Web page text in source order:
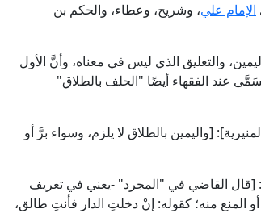
الإمام علي، وشريح، وعطاء، والحكم بن
والتعليق الذي ليس في معناه، وأنَّ الأول
عند الفقهاء أيضًا "الحلف بالطلاق"
محمد بن حزم الظاهري في "المحلى" (10/ 211، ط. المنيرية]: [واليمين بالطلاق لا يلزم، وسواء برَّ أو
في "المغني" (37/ 33، ط. دار الفكر): [قال القاضي في "المجرد" -يعني في تعريف
منه؛ كقوله: إنْ دخلتِ الدار فأنتِ طالق،